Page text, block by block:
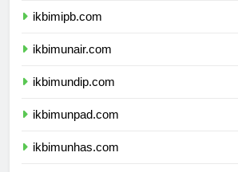
ikbimipb.com
ikbimunair.com
ikbimundip.com
ikbimunpad.com
ikbimunhas.com